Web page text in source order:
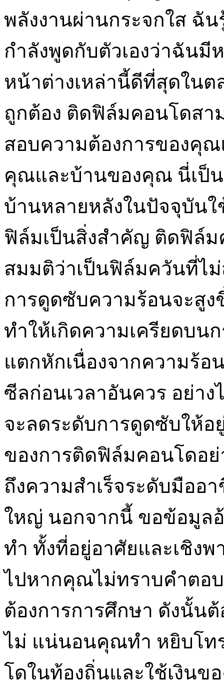
พลังงานผ่านกระจกใส ฉั
กำลังพูดกับตัวเองว่าฉันมี
หน้าต่างเหล่านี้ดีที่สุดใน
ถูกต้อง ติดฟิล์มคอนโดสา
สอบความต้องการของคุ
คุณและบ้านของคุณ นี่เป็
บ้านหลายหลังในปัจจุบันใ
ฟิล์มเป็นสิ่งสำคัญ ติดฟิล์
สมมติว่าเป็นฟิล์มควันที่ไ
การดูดซับความร้อนจะสู
ทำให้เกิดความเครียดบน
แตกหักเนื่องจากความร้อ
ซีลก่อนเวลาอันควร อย่า
จะลดระดับการดูดซับให้อ
ของการติดฟิล์มคอนโดอ
ถึงความสำเร็จระดับมืออ
ใหญ่ นอกจากนี้ ขอข้อมูลอ้
ทำ ทั้งที่อยู่อาศัยและเชิง
ไปหากคุณไม่ทราบคำตอ
ต้องการการศึกษา ดังนั้น
ไม่ แน่นอนคุณทำ หยิบโท
โดในท้องถิ่นและใช้เงินข